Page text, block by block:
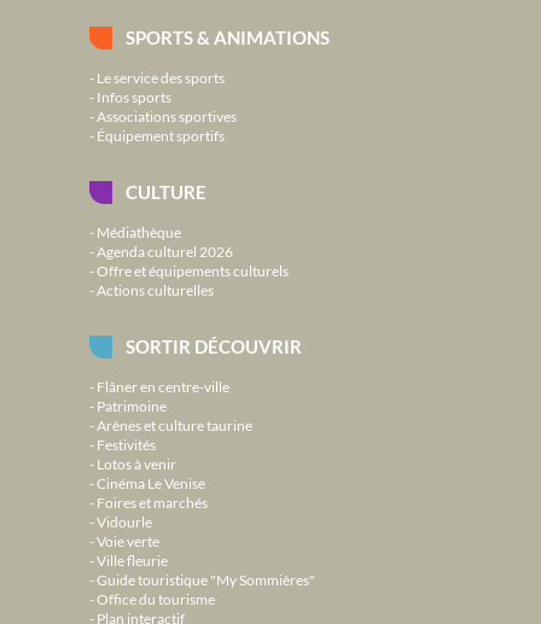
SPORTS & ANIMATIONS
Le service des sports
Infos sports
Associations sportives
Équipement sportifs
CULTURE
Médiathèque
Agenda culturel 2026
Offre et équipements culturels
Actions culturelles
SORTIR DÉCOUVRIR
Flâner en centre-ville
Patrimoine
Arènes et culture taurine
Festivités
Lotos à venir
Cinéma Le Venise
Foires et marchés
Vidourle
Voie verte
Ville fleurie
Guide touristique "My Sommières"
Office du tourisme
Plan interactif